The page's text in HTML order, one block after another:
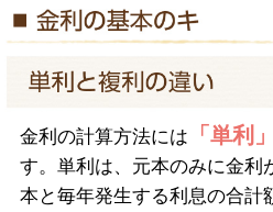
金利の計算方法には 「単利」
す。単利は、元本のみに金利
本と毎年発生する利息の合計